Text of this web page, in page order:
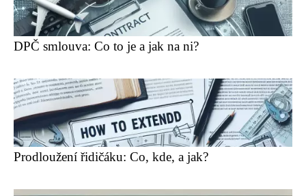
DPČ smlouva: Co to je a jak na ni?
Prodloužení řidičáku: Co, kde, a jak?